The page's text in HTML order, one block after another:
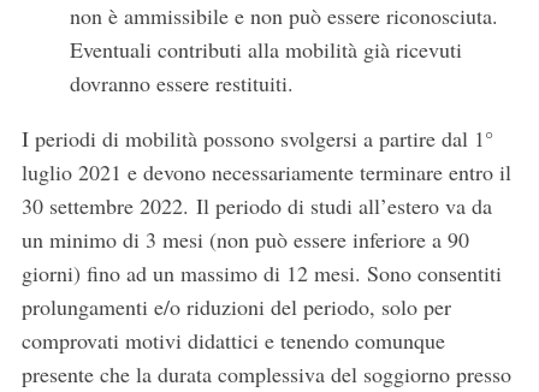
non è ammissibile e non può essere riconosciuta.
Eventuali contributi alla mobilità già ricevuti
dovranno essere restituiti.
I periodi di mobilità possono svolgersi a partire dal 1°
luglio 2021 e devono necessariamente terminare entro il
30 settembre 2022. Il periodo di studi all’estero va da
un minimo di 3 mesi (non può essere inferiore a 90
giorni) fino ad un massimo di 12 mesi. Sono consentiti
prolungamenti e/o riduzioni del periodo, solo per
comprovati motivi didattici e tenendo comunque
presente che la durata complessiva del soggiorno presso